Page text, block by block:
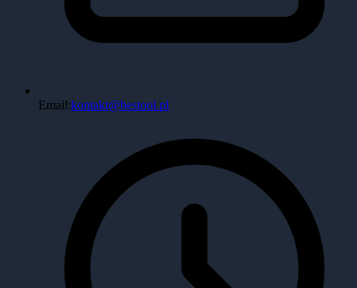
Email:kontakt@bestool.pl